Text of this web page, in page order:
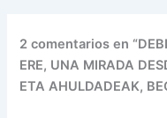
2 comentarios en
ERE, UNA MIRADA
ETA AHULDADEAK,